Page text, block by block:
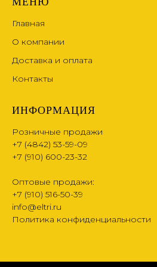
Главная
О компании
Доставка и оплата
Контакты
ИНФОРМАЦИЯ
Розничные продажи
+7 (4842) 53-59-09
+7 (910) 600-23-32
Оптовые продажи:
+7 (910) 516-50-39
info@eltri.ru
Политика конфиденциальности